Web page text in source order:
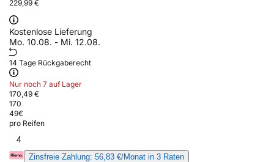
229,99 €
Kostenlose Lieferung
Mo. 10.08. - Mi. 12.08.
14 Tage Rückgaberecht
Nur noch 7 auf Lager
170,49 €
170
49€
pro Reifen
4
Zinsfreie Zahlung: 56,83 €/Monat in 3 Raten